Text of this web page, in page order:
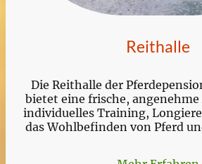
Reithalle
Die Reithalle der
bietet eine frische,
individuelles Training,
das Wohlbefinden von Pferd